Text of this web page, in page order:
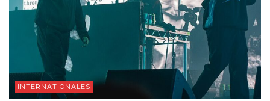
INTERNATIONALES